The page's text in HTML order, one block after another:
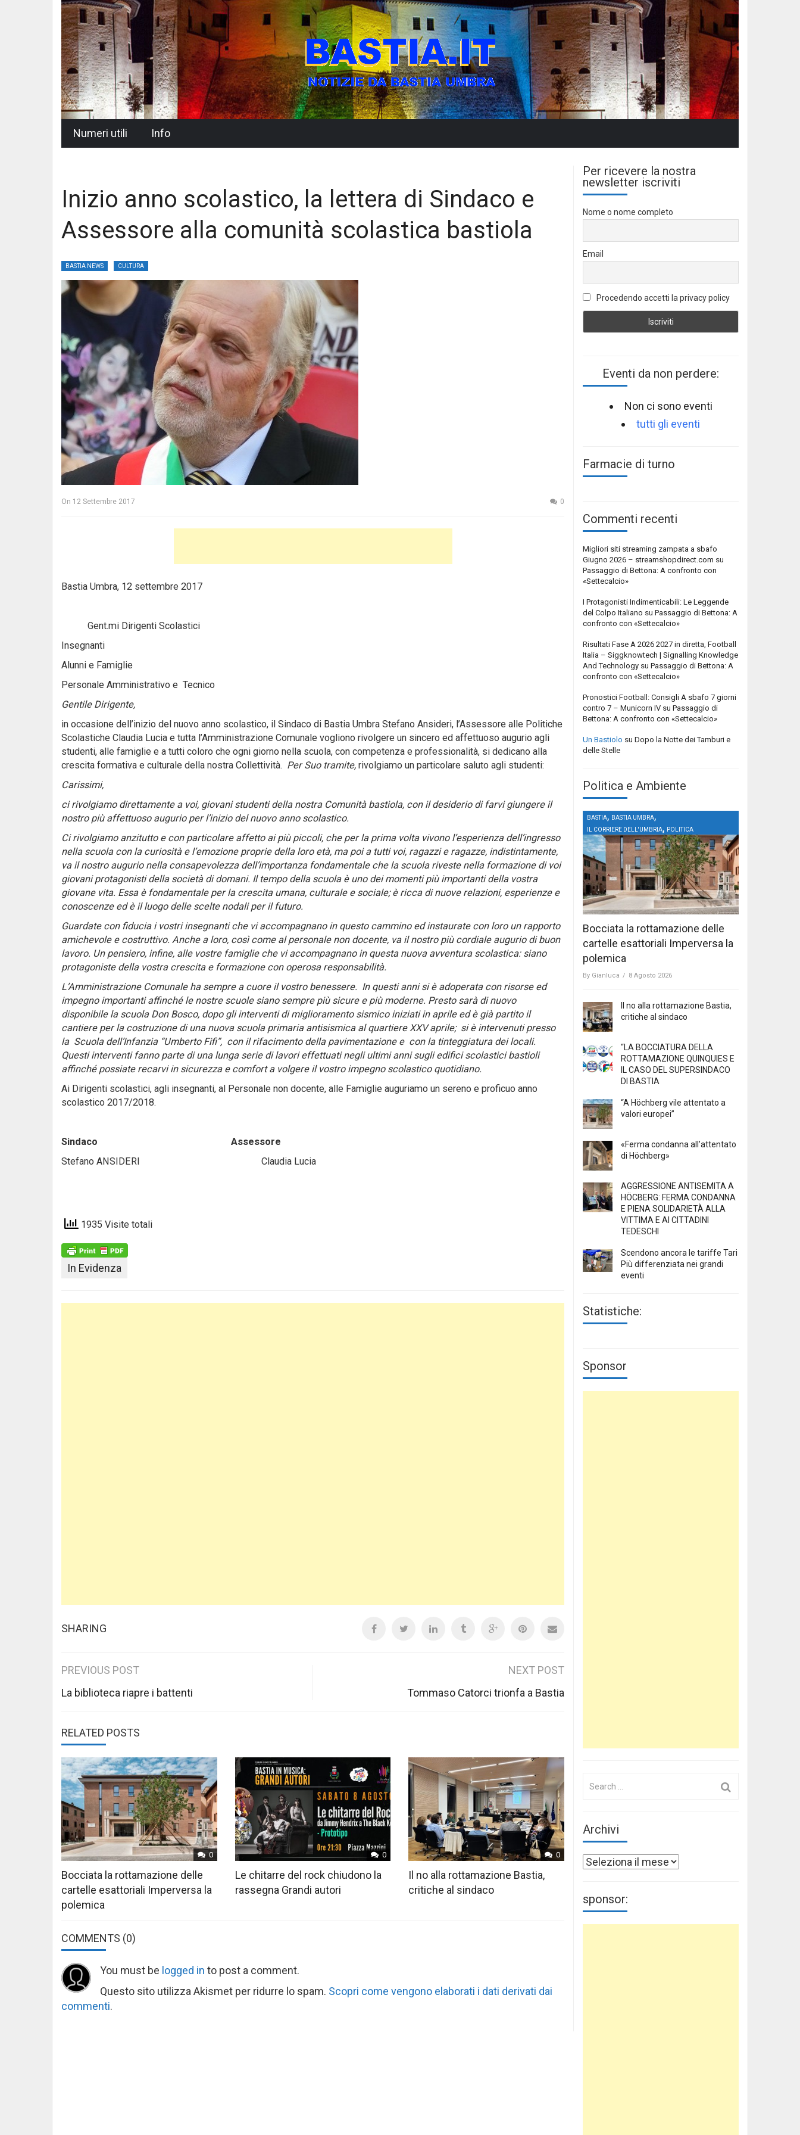
Numeri utili Info
Inizio anno scolastico, la lettera di Sindaco e
Assessore alla comunità scolastica bastiola
BASTIA NEWS CULTURA
On 12 Settembre 2017 0
Bastia Umbra, 12 settembre 2017
Gent.mi Dirigenti Scolastici
Insegnanti
Alunni e Famiglie
Personale Amministrativo e Tecnico
Gentile Dirigente,
in occasione dell’inizio del nuovo anno scolastico, il Sindaco di Bastia Umbra Stefano Ansideri, l’Assessore alle Politiche
Scolastiche Claudia Lucia e tutta l’Amministrazione Comunale vogliono rivolgere un sincero ed affettuoso augurio agli
studenti, alle famiglie e a tutti coloro che ogni giorno nella scuola, con competenza e professionalità, si dedicano alla
crescita formativa e culturale della nostra Collettività. Per Suo tramite, rivolgiamo un particolare saluto agli studenti:
Carissimi,
ci rivolgiamo direttamente a voi, giovani studenti della nostra Comunità bastiola, con il desiderio di farvi giungere il
nostro più affettuoso augurio per l’inizio del nuovo anno scolastico.
Ci rivolgiamo anzitutto e con particolare affetto ai più piccoli, che per la prima volta vivono l’esperienza dell’ingresso
nella scuola con la curiosità e l’emozione proprie della loro età, ma poi a tutti voi, ragazzi e ragazze, indistintamente,
va il nostro augurio nella consapevolezza dell’importanza fondamentale che la scuola riveste nella formazione di voi
giovani protagonisti della società di domani. Il tempo della scuola è uno dei momenti più importanti della vostra
giovane vita. Essa è fondamentale per la crescita umana, culturale e sociale; è ricca di nuove relazioni, esperienze e
conoscenze ed è il luogo delle scelte nodali per il futuro.
Guardate con fiducia i vostri insegnanti che vi accompagnano in questo cammino ed instaurate con loro un rapporto
amichevole e costruttivo. Anche a loro, così come al personale non docente, va il nostro più cordiale augurio di buon
lavoro. Un pensiero, infine, alle vostre famiglie che vi accompagnano in questa nuova avventura scolastica: siano
protagoniste della vostra crescita e formazione con operosa responsabilità.
L’Amministrazione Comunale ha sempre a cuore il vostro benessere. In questi anni si è adoperata con risorse ed
impegno importanti affinché le nostre scuole siano sempre più sicure e più moderne. Presto sarà di nuovo
disponibile la scuola Don Bosco, dopo gli interventi di miglioramento sismico iniziati in aprile ed è già partito il
cantiere per la costruzione di una nuova scuola primaria antisismica al quartiere XXV aprile; si è intervenuti presso
la Scuola dell’Infanzia “Umberto Fifi”, con il rifacimento della pavimentazione e con la tinteggiatura dei locali.
Questi interventi fanno parte di una lunga serie di lavori effettuati negli ultimi anni sugli edifici scolastici bastioli
affinché possiate recarvi in sicurezza e comfort a volgere il vostro impegno scolastico quotidiano.
Ai Dirigenti scolastici, agli insegnanti, al Personale non docente, alle Famiglie auguriamo un sereno e proficuo anno
scolastico 2017/2018.
Sindaco Assessore
Stefano ANSIDERI Claudia Lucia
1935 Visite totali
In Evidenza
SHARING
Post
navigation
PREVIOUS POST
La biblioteca riapre i battenti
NEXT POST
Tommaso Catorci trionfa a Bastia
RELATED POSTS
0
Bocciata la rottamazione delle
cartelle esattoriali Imperversa la
polemica
0
Le chitarre del rock chiudono la
rassegna Grandi autori
0
Il no alla rottamazione Bastia,
critiche al sindaco
COMMENTS (0)
You must be logged in to post a comment.
Questo sito utilizza Akismet per ridurre lo spam. Scopri come vengono elaborati i dati derivati dai
commenti.
Per ricevere la nostra
newsletter iscriviti
Nome o nome completo
Email
Procedendo accetti la privacy policy
Eventi da non perdere:
Non ci sono eventi
tutti gli eventi
Farmacie di turno
Commenti recenti
Migliori siti streaming zampata a sbafo
Giugno 2026 – streamshopdirect.com su
Passaggio di Bettona: A confronto con
«Settecalcio»
I Protagonisti Indimenticabili: Le Leggende
del Colpo Italiano su Passaggio di Bettona: A
confronto con «Settecalcio»
Risultati Fase A 2026 2027 in diretta, Football
Italia – Siggknowtech | Signalling Knowledge
And Technology su Passaggio di Bettona: A
confronto con «Settecalcio»
Pronostici Football: Consigli A sbafo 7 giorni
contro 7 – Municorn IV su Passaggio di
Bettona: A confronto con «Settecalcio»
Un Bastiolo su Dopo la Notte dei Tamburi e
delle Stelle
Politica e Ambiente
BASTIA, BASTIA UMBRA,
IL CORRIERE DELL'UMBRIA, POLITICA
Bocciata la rottamazione delle
cartelle esattoriali Imperversa la
polemica
By Gianluca / 8 Agosto 2026
Il no alla rottamazione Bastia,
critiche al sindaco
“LA BOCCIATURA DELLA
ROTTAMAZIONE QUINQUIES E
IL CASO DEL SUPERSINDACO
DI BASTIA
“A Höchberg vile attentato a
valori europei”
«Ferma condanna all’attentato
di Höchberg»
AGGRESSIONE ANTISEMITA A
HÖCBERG: FERMA CONDANNA
E PIENA SOLIDARIETÀ ALLA
VITTIMA E AI CITTADINI
TEDESCHI
Scendono ancora le tariffe Tari
Più differenziata nei grandi
eventi
Statistiche:
Sponsor
Archivi
Archivi
sponsor: